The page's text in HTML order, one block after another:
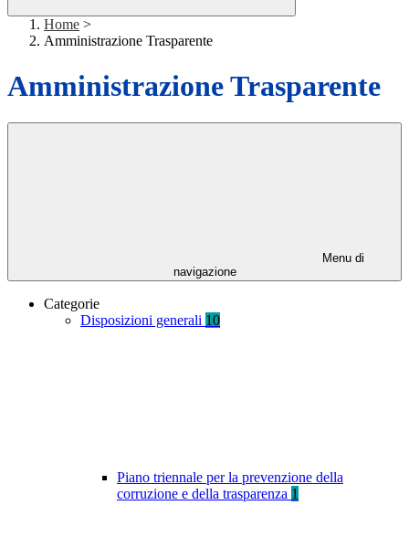
Home >
Amministrazione Trasparente
Amministrazione Trasparente
Menu di
navigazione
Categorie
Disposizioni generali 10
Piano triennale per la prevenzione della
corruzione e della trasparenza 1